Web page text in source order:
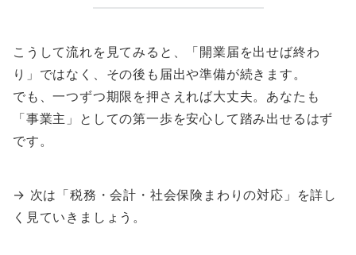
こうして流れを見てみると、「開業届を出せば終わ
り」ではなく、その後も届出や準備が続きます。
でも、一つずつ期限を押さえれば大丈夫。あなたも
「事業主」としての第一歩を安心して踏み出せるはず
です。
→ 次は「税務・会計・社会保険まわりの対応」を詳し
く見ていきましょう。